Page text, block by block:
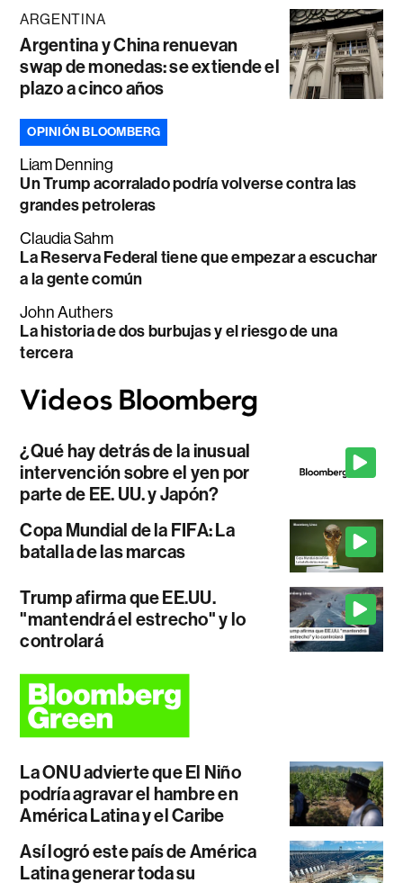
ARGENTINA
Argentina y China renuevan
swap de monedas: se extiende el
plazo a cinco años
OPINIÓN BLOOMBERG
Liam Denning
Un Trump acorralado podría volverse contra las
grandes petroleras
Claudia Sahm
La Reserva Federal tiene que empezar a escuchar
a la gente común
John Authers
La historia de dos burbujas y el riesgo de una
tercera
¿Qué hay detrás de la inusual
intervención sobre el yen por
parte de EE. UU. y Japón?
Copa Mundial de la FIFA: La
batalla de las marcas
Trump afirma que EE.UU.
"mantendrá el estrecho" y lo
controlará
La ONU advierte que El Niño
podría agravar el hambre en
América Latina y el Caribe
Así logró este país de América
Latina generar toda su